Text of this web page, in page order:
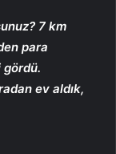
7 km
para
gördü.
ev aldık,